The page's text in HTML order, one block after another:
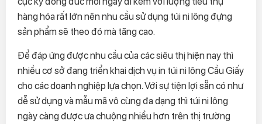
hàng hóa rất lớn nên nhu cầu sử dụng túi ni lông đựng
sản phẩm sẽ theo đó mà tăng cao.
Để đáp ứng được nhu cầu của các siêu thị hiện nay thì
nhiều cơ sở đang triển khai dịch vụ in túi ni lông Cầu Giấy
cho các doanh nghiệp lựa chọn. Với sự tiện lợi sẵn có như
dễ sử dụng và mẫu mã vô cùng đa dạng thì túi ni lông
ngày càng được ưa chuộng nhiều hơn trên thị trường